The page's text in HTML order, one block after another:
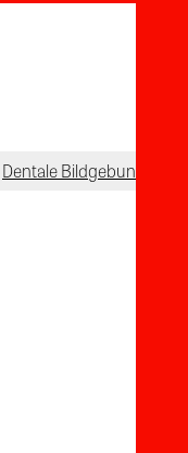
Dentale Bildgebung